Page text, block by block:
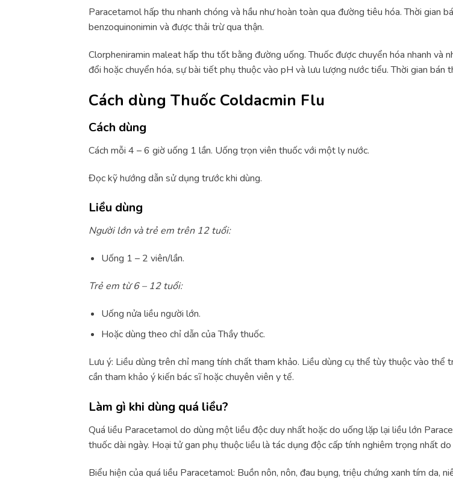
Paracetamol hấp thu nhanh chóng và hầu như hoàn toàn qua đường tiêu hóa. Thời gian
benzoquinonimin và được thải trừ qua thận.
Clorpheniramin maleat hấp thu tốt bằng đường uống. Thuốc được chuyển hóa nhanh và
đổi hoặc chuyển hóa, sự bài tiết phụ thuộc vào pH và lưu lượng nước tiểu. Thời gian bán
Cách dùng Thuốc Coldacmin Flu
Cách dùng
Cách mỗi 4 – 6 giờ uống 1 lần. Uống trọn viên thuốc với một ly nước.
Đọc kỹ hướng dẫn sử dụng trước khi dùng.
Liều dùng
Người lớn và trẻ em trên 12 tuổi:
Uống 1 – 2 viên/lần.
Trẻ em từ 6 – 12 tuổi:
Uống nửa liều người lớn.
Hoặc dùng theo chỉ dẫn của Thầy thuốc.
Lưu ý: Liều dùng trên chỉ mang tính chất tham khảo. Liều dùng cụ thể tùy thuộc vào
cần tham khảo ý kiến bác sĩ hoặc chuyên viên y tế.
Làm gì khi dùng quá liều?
Quá liều Paracetamol do dùng một liều độc duy nhất hoặc do uống lặp lại liều lớn
thuốc dài ngày. Hoại tử gan phụ thuộc liều là tác dụng độc cấp tính nghiêm trọng nhất
Biểu hiện của quá liều Paracetamol: Buồn nôn, nôn, đau bụng, triệu chứng xanh tím da,